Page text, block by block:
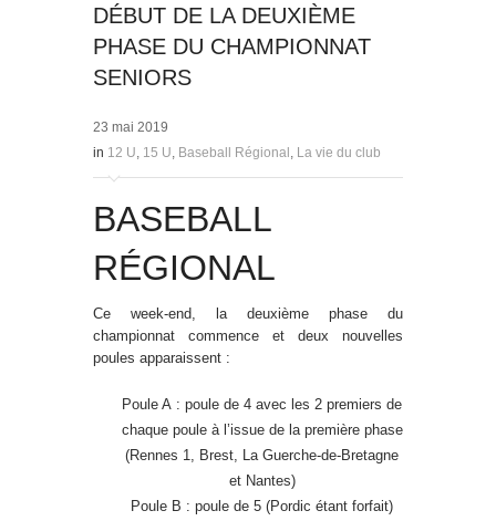
DÉBUT DE LA DEUXIÈME
PHASE DU CHAMPIONNAT
SENIORS
23 mai 2019
in 12 U, 15 U, Baseball Régional , La vie du club
BASEBALL
RÉGIONAL
Ce week-end, la deuxième phase du
championnat commence et deux nouvelles
poules apparaissent :
Poule A : poule de 4 avec les 2 premiers de
chaque poule à l’issue de la première phase
(Rennes 1, Brest, La Guerche-de-Bretagne
et Nantes)
Poule B : poule de 5 (Pordic étant forfait)